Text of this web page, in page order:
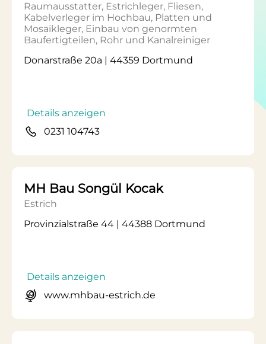
Raumausstatter, Estrichleger, Fliesen,
Kabelverleger im Hochbau, Platten und
Mosaikleger, Einbau von genormten
Baufertigteilen, Rohr und Kanalreiniger
Donarstraße 20a | 44359 Dortmund
Details anzeigen
0231 104743
MH Bau Songül Kocak
Estrich
Provinzialstraße 44 | 44388 Dortmund
Details anzeigen
www.mhbau-estrich.de